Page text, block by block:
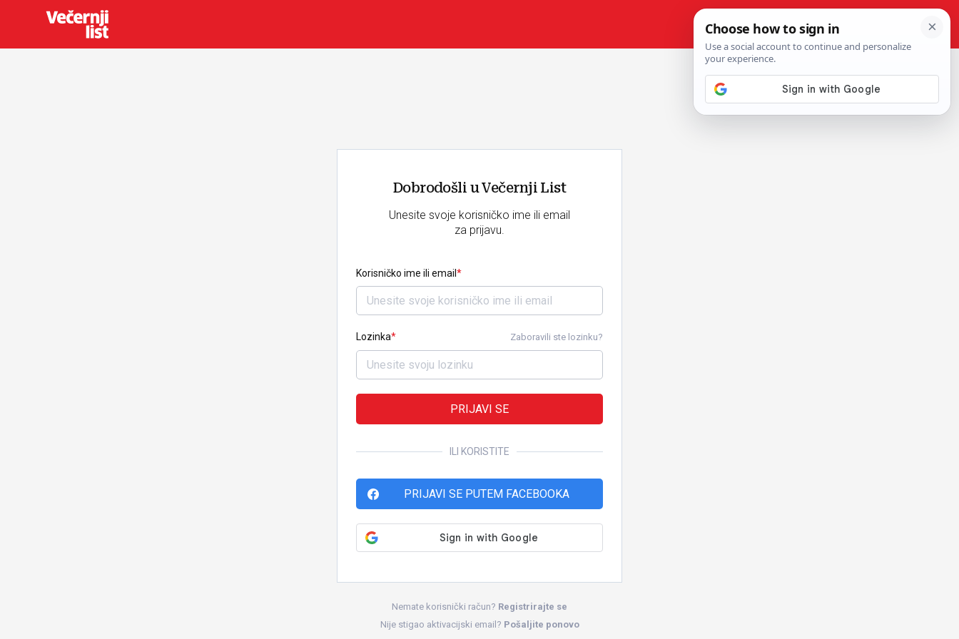
Dobrodošli u Večernji List
Unesite svoje korisničko ime ili email
za prijavu.
Korisničko ime ili email
Lozinka Zaboravili ste lozinku?
PRIJAVI SE
ILI KORISTITE
PRIJAVI SE PUTEM FACEBOOKA
Nemate korisnički račun? Registrirajte se
Nije stigao aktivacijski email? Pošaljite ponovo